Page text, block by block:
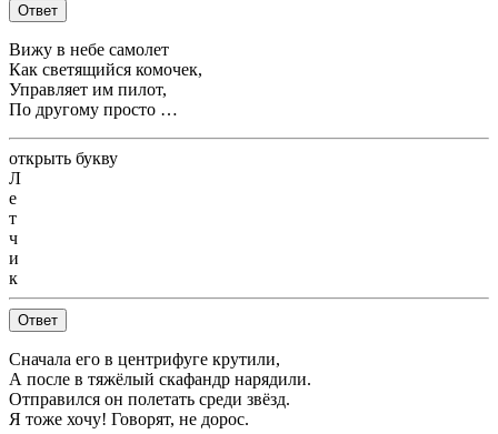
Ответ
Вижу в небе самолет
Как светящийся комочек,
Управляет им пилот,
По другому просто …
открыть букву
Л
е
т
ч
и
к
Ответ
Сначала его в центрифуге крутили,
А после в тяжёлый скафандр нарядили.
Отправился он полетать среди звёзд.
Я тоже хочу! Говорят, не дорос.